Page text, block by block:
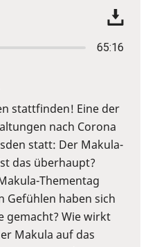
65:16
stattfinden! Eine der
nach Corona
statt: Der Makula-
das überhaupt?
Thementag
Gefühlen haben sich
gemacht? Wie wirkt
Makula auf das